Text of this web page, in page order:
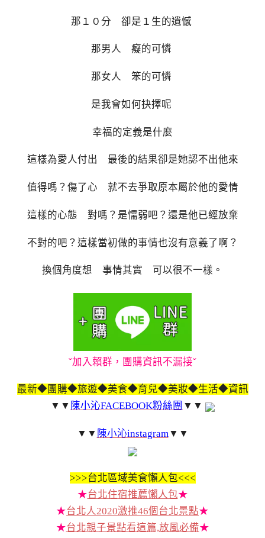
那１０分 卻是１生的遺憾
那男人 癡的可憐
那女人 笨的可憐
是我會如何抉擇呢
幸福的定義是什麼
這樣為愛人付出 最後的結果卻是她認不出他來
值得嗎？傷了心 就不去爭取原本屬於他的愛情
這樣的心態 對嗎？是懦弱吧？還是他已經放棄
不對的吧？這樣當初做的事情也沒有意義了啊？
換個角度想 事情其實 可以很不一樣。
ˇ加入賴群，團購資訊不漏接ˇ
最新◆團購◆旅遊◆美食◆育兒◆美妝◆生活◆資訊
▼▼ 陳小沁FACEBOOK粉絲團 ▼▼
▼▼ 陳小沁instagram▼▼
>>>台北區域美食懶人包<<<
★台北住宿推薦懶人包★
★台北人2020激推46個台北景點★
★台北親子景點看這篇,放風必備★